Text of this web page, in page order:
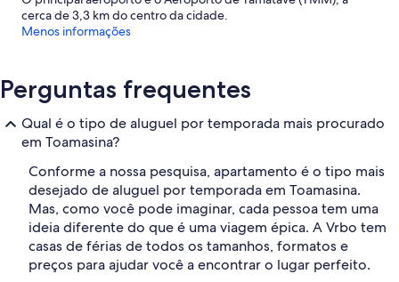
cerca de 3,3 km do centro da cidade.
Menos informações
Perguntas frequentes
Qual é o tipo de aluguel por temporada mais procurado
em Toamasina?
Conforme a nossa pesquisa, apartamento é o tipo mais
desejado de aluguel por temporada em Toamasina.
Mas, como você pode imaginar, cada pessoa tem uma
ideia diferente do que é uma viagem épica. A Vrbo tem
casas de férias de todos os tamanhos, formatos e
preços para ajudar você a encontrar o lugar perfeito.